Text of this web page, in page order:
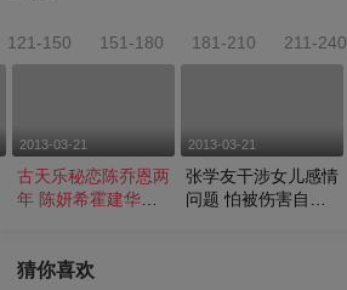
121-150 151-180 181-210 211-240
2013-03-21
古天乐秘恋陈乔恩两
年 陈妍希霍建华加
2013-03-21
张学友干涉女儿感情
问题 怕被伤害自称
猜你喜欢